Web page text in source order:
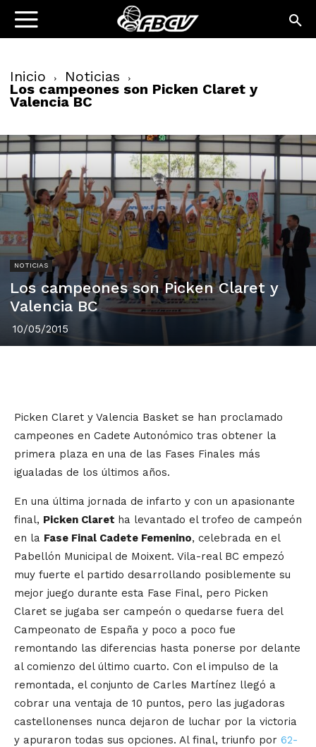
Inicio Noticias
Los campeones son Picken Claret y
Valencia BC
NOTICIAS
Los campeones son Picken Claret y
Valencia BC
10/05/2015
Picken Claret y Valencia Basket se han proclamado
campeones en Cadete Autonómico tras obtener la
primera plaza en una de las Fases Finales más
igualadas de los últimos años.
En una última jornada de infarto y con un apasionante
final, Picken Claret ha levantado el trofeo de campeón
en la Fase Final Cadete Femenino, celebrada en el
Pabellón Municipal de Moixent. Vila-real BC empezó
muy fuerte el partido desarrollando posiblemente su
mejor juego durante esta Fase Final, pero Picken
Claret se jugaba ser campeón o quedarse fuera del
Campeonato de España y poco a poco fue
remontando las diferencias hasta ponerse por delante
al comienzo del último cuarto. Con el impulso de la
remontada, el conjunto de Carles Martínez llegó a
cobrar una ventaja de 10 puntos, pero las jugadoras
castellonenses nunca dejaron de luchar por la victoria
y apuraron todas sus opciones. Al final, triunfo por 62-